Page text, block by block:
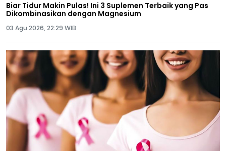
Biar Tidur Makin Pulas! Ini 3 Suplemen Terbaik yang Pas
Dikombinasikan dengan Magnesium
03 Agu 2026, 22:29 WIB